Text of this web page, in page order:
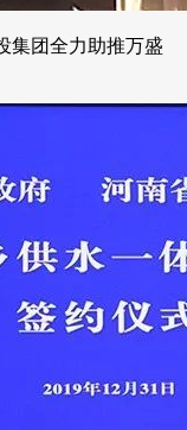
集团全力助推万盛